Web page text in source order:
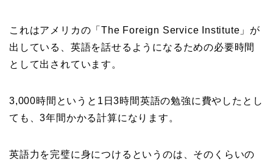
これはアメリカの「The Foreign Service Institute」が
出している、英語を話せるようになるための必要時間
として出されています。
3,000時間というと1日3時間英語の勉強に費やしたとし
ても、3年間かかる計算になります。
英語力を完璧に身につけるというのは、そのくらいの